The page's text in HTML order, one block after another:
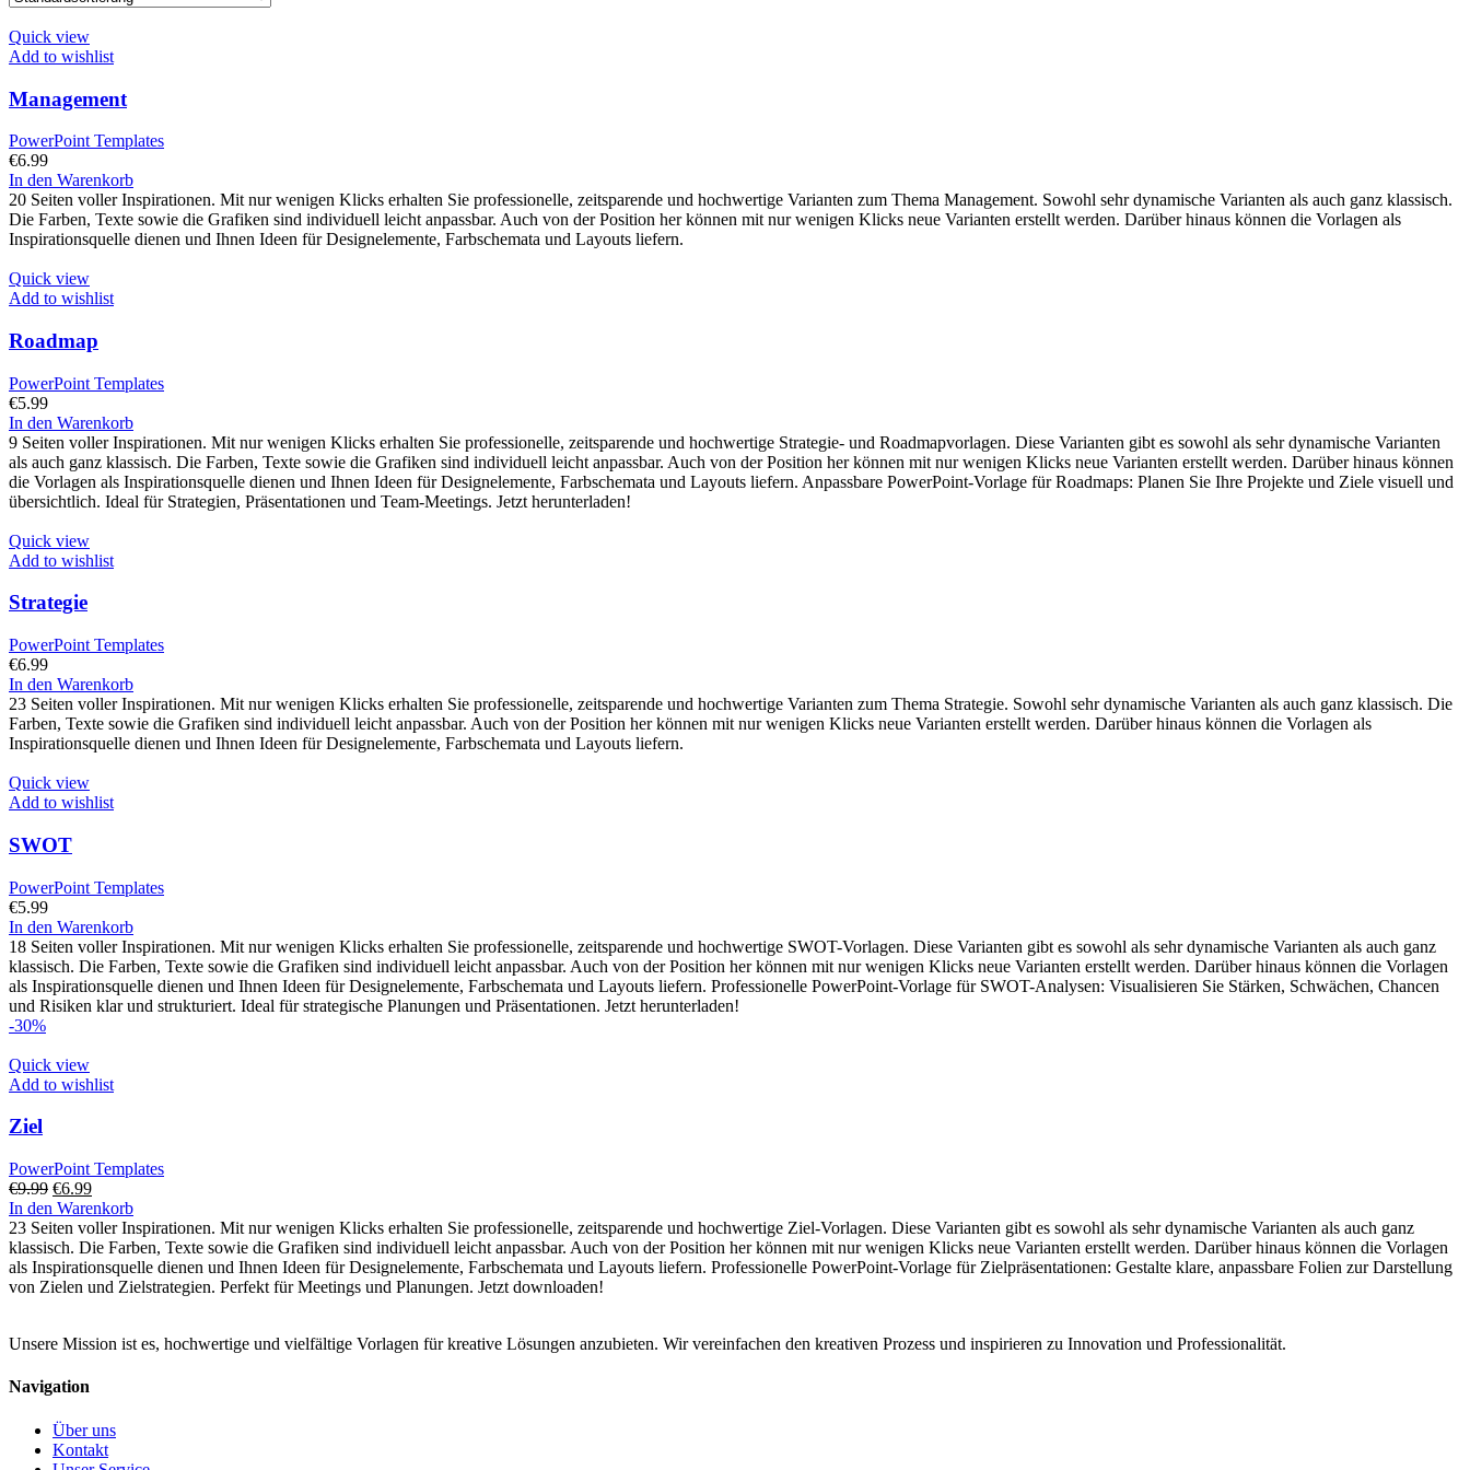
Quick view
Add to wishlist
Management
PowerPoint Templates
€6.99
In den Warenkorb
20 Seiten voller Inspirationen. Mit nur wenigen Klicks erhalten Sie professionelle, zeitsparende und hochwertige Varianten zum Thema Management. Sowohl sehr dynamische Varianten als auch ganz klassisch.
Die Farben, Texte sowie die Grafiken sind individuell leicht anpassbar. Auch von der Position her können mit nur wenigen Klicks neue Varianten erstellt werden. Darüber hinaus können die Vorlagen als
Inspirationsquelle dienen und Ihnen Ideen für Designelemente, Farbschemata und Layouts liefern.
Quick view
Add to wishlist
Roadmap
PowerPoint Templates
€5.99
In den Warenkorb
9 Seiten voller Inspirationen. Mit nur wenigen Klicks erhalten Sie professionelle, zeitsparende und hochwertige Strategie- und Roadmapvorlagen. Diese Varianten gibt es sowohl als sehr dynamische Varianten
als auch ganz klassisch. Die Farben, Texte sowie die Grafiken sind individuell leicht anpassbar. Auch von der Position her können mit nur wenigen Klicks neue Varianten erstellt werden. Darüber hinaus können
die Vorlagen als Inspirationsquelle dienen und Ihnen Ideen für Designelemente, Farbschemata und Layouts liefern. Anpassbare PowerPoint-Vorlage für Roadmaps: Planen Sie Ihre Projekte und Ziele visuell und
übersichtlich. Ideal für Strategien, Präsentationen und Team-Meetings. Jetzt herunterladen!
Quick view
Add to wishlist
Strategie
PowerPoint Templates
€6.99
In den Warenkorb
23 Seiten voller Inspirationen. Mit nur wenigen Klicks erhalten Sie professionelle, zeitsparende und hochwertige Varianten zum Thema Strategie. Sowohl sehr dynamische Varianten als auch ganz klassisch. Die
Farben, Texte sowie die Grafiken sind individuell leicht anpassbar. Auch von der Position her können mit nur wenigen Klicks neue Varianten erstellt werden. Darüber hinaus können die Vorlagen als
Inspirationsquelle dienen und Ihnen Ideen für Designelemente, Farbschemata und Layouts liefern.
Quick view
Add to wishlist
SWOT
PowerPoint Templates
€5.99
In den Warenkorb
18 Seiten voller Inspirationen. Mit nur wenigen Klicks erhalten Sie professionelle, zeitsparende und hochwertige SWOT-Vorlagen. Diese Varianten gibt es sowohl als sehr dynamische Varianten als auch ganz
klassisch. Die Farben, Texte sowie die Grafiken sind individuell leicht anpassbar. Auch von der Position her können mit nur wenigen Klicks neue Varianten erstellt werden. Darüber hinaus können die Vorlagen
als Inspirationsquelle dienen und Ihnen Ideen für Designelemente, Farbschemata und Layouts liefern. Professionelle PowerPoint-Vorlage für SWOT-Analysen: Visualisieren Sie Stärken, Schwächen, Chancen
und Risiken klar und strukturiert. Ideal für strategische Planungen und Präsentationen. Jetzt herunterladen!
-30%
Quick view
Add to wishlist
Ziel
PowerPoint Templates
€9.99 Ursprünglicher
Preis
war:
€9.99
€6.99Aktueller
Preis
ist:
€6.99.
In den Warenkorb
23 Seiten voller Inspirationen. Mit nur wenigen Klicks erhalten Sie professionelle, zeitsparende und hochwertige Ziel-Vorlagen. Diese Varianten gibt es sowohl als sehr dynamische Varianten als auch ganz
klassisch. Die Farben, Texte sowie die Grafiken sind individuell leicht anpassbar. Auch von der Position her können mit nur wenigen Klicks neue Varianten erstellt werden. Darüber hinaus können die Vorlagen
als Inspirationsquelle dienen und Ihnen Ideen für Designelemente, Farbschemata und Layouts liefern. Professionelle PowerPoint-Vorlage für Zielpräsentationen: Gestalte klare, anpassbare Folien zur Darstellung
von Zielen und Zielstrategien. Perfekt für Meetings und Planungen. Jetzt downloaden!
Unsere Mission ist es, hochwertige und vielfältige Vorlagen für kreative Lösungen anzubieten. Wir vereinfachen den kreativen Prozess und inspirieren zu Innovation und Professionalität.
Navigation
Über uns
Kontakt